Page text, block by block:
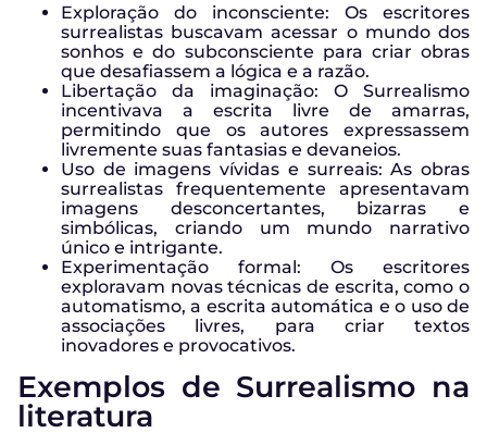
Exploração do inconsciente: Os escritores
surrealistas buscavam acessar o mundo dos
sonhos e do subconsciente para criar obras
que desafiassem a lógica e a razão.
Libertação da imaginação: O Surrealismo
incentivava a escrita livre de amarras,
permitindo que os autores expressassem
livremente suas fantasias e devaneios.
Uso de imagens vívidas e surreais: As obras
surrealistas frequentemente apresentavam
imagens desconcertantes, bizarras e
simbólicas, criando um mundo narrativo
único e intrigante.
Experimentação formal: Os escritores
exploravam novas técnicas de escrita, como o
automatismo, a escrita automática e o uso de
associações livres, para criar textos
inovadores e provocativos.
Exemplos de Surrealismo na
literatura